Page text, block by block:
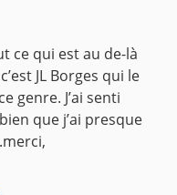
ce qui est au de-là
JL Borges qui le
genre. J’ai senti
que j’ai presque